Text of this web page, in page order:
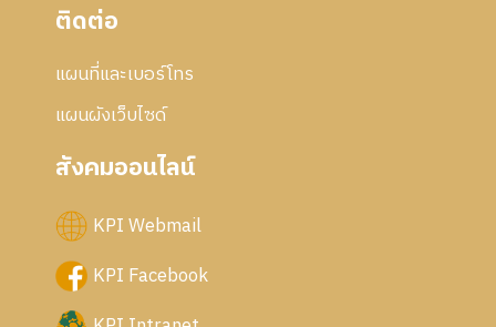
ติดต่อ
แผนที่และเบอร์โทร
แผนผังเว็บไซด์
สังคมออนไลน์
KPI Webmail
KPI Facebook